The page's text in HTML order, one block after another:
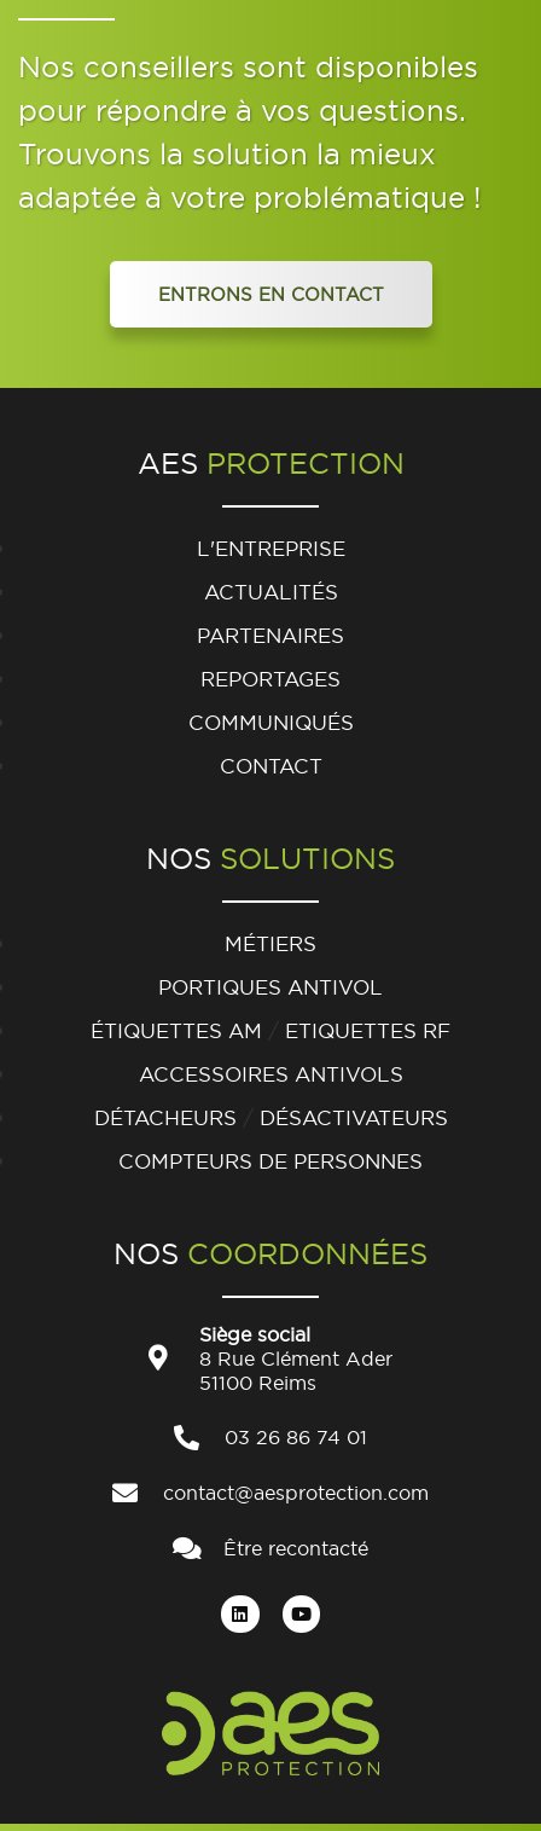
Nos conseillers sont disponibles
pour répondre à vos questions.
Trouvons la solution la mieux
adaptée à votre problématique !
ENTRONS EN CONTACT
AES PROTECTION
L'ENTREPRISE
ACTUALITÉS
PARTENAIRES
REPORTAGES
COMMUNIQUÉS
CONTACT
NOS SOLUTIONS
MÉTIERS
PORTIQUES ANTIVOL
ÉTIQUETTES AM
ETIQUETTES RF
ACCESSOIRES ANTIVOLS
DÉTACHEURS
DÉSACTIVATEURS
COMPTEURS DE PERSONNES
NOS COORDONNÉES
Siège social
8 Rue Clément Ader
51100 Reims
03 26 86 74 01
contact@aesprotection.com
Être recontacté